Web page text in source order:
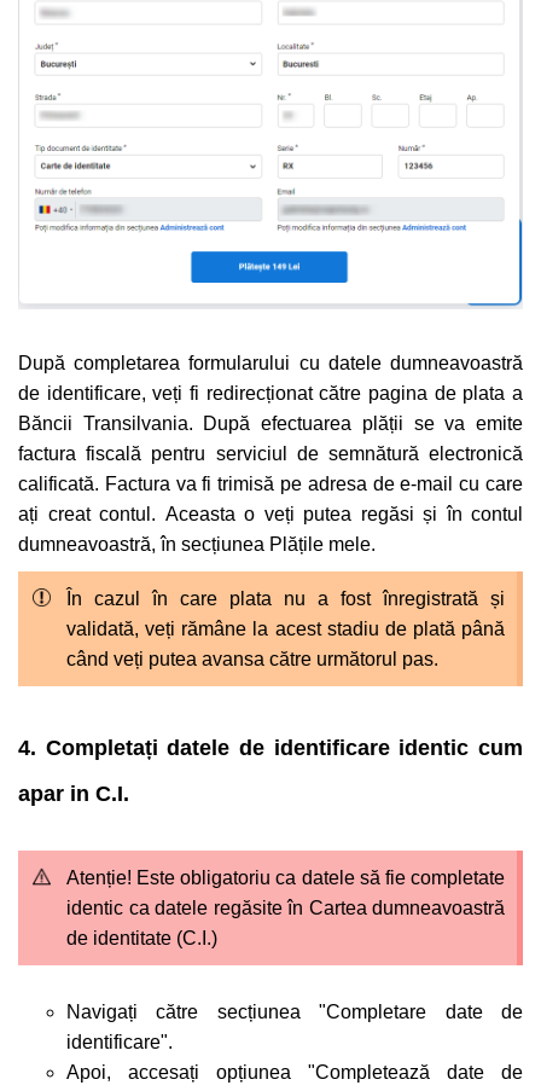
După completarea formularului cu datele dumneavoastră
de identificare, veți fi redirecționat către pagina de plata a
Băncii Transilvania. După efectuarea plății se va emite
factura fiscală pentru serviciul de semnătură electronică
calificată. Factura va fi trimisă pe adresa de e-mail cu care
ați creat contul. Aceasta o veți putea regăsi și în contul
dumneavoastră, în secțiunea Plățile mele.
În cazul în care plata nu a fost înregistrată și
validată, veți rămâne la acest stadiu de plată până
când veți putea avansa către următorul pas.
4. Completați datele de identificare identic cum
apar in C.I.
Atenție! Este obligatoriu ca datele să fie completate
identic ca datele regăsite în Cartea dumneavoastră
de identitate (C.I.)
Navigați către secțiunea "Completare date de
identificare".
Apoi, accesați opțiunea "Completează date de